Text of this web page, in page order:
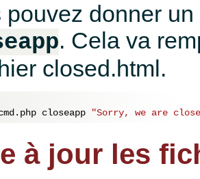
pouvez donner
. Cela va
closed.html.
closeapp "Sorry, we are
à jour les